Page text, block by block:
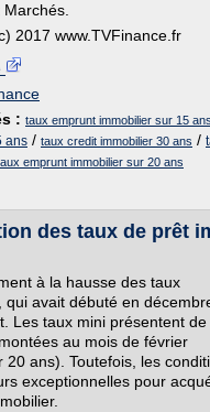
2017 www.TVFinance.fr
: taux emprunt immobilier sur 15 ans
ans / taux credit immobilier 30 ans /
emprunt immobilier sur 20 ans
des taux de prêt
à la hausse des taux
qui avait débuté en
Les taux mini présentent de
au mois de février
20 ans). Toutefois, les
exceptionnelles pour